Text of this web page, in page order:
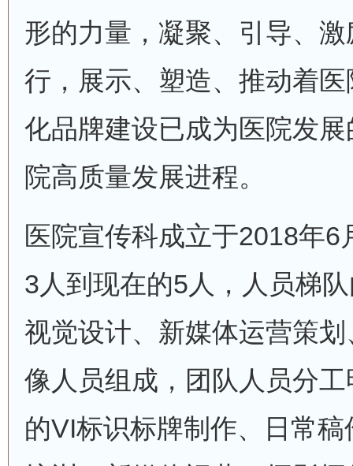
形的力量，凝聚、引导、
行，展示、塑造、推动着
化品牌建设已成为医院发
院高质量发展进程。
医院宣传科成立于2018年6
3人到现在的5人，人员梯
视觉设计、新媒体运营策
像人员组成，团队人员分
的VI标识标牌制作、日常